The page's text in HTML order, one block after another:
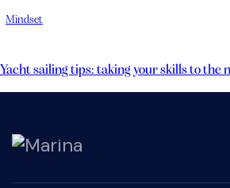
Mindset
Yacht sailing tips: taking your skills to the